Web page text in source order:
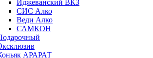
Иджеванский ВКЗ
СИС Алко
Веди Алко
САМКОН
АРАРАТ